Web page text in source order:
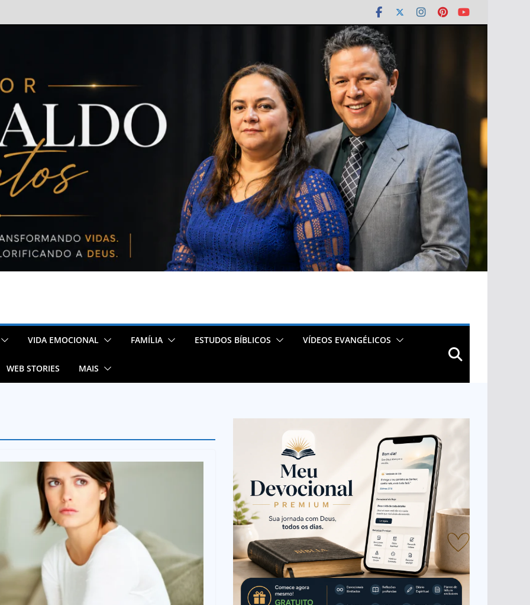
VIDA EMOCIONAL FAMÍLIA ESTUDOS BÍBLICOS VÍDEOS EVANGÉLICOS
WEB STORIES MAIS